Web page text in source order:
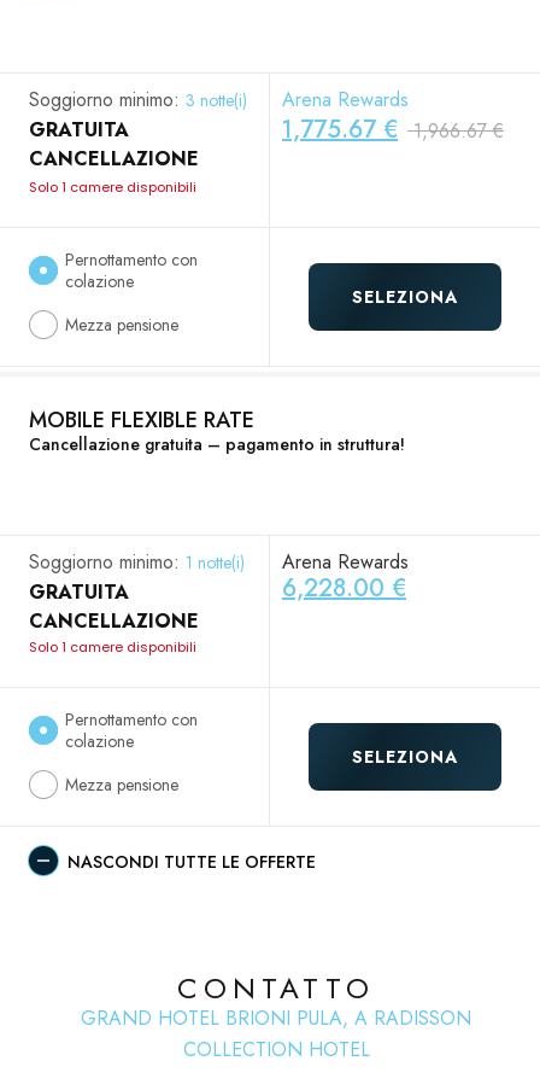
Soggiorno minimo: 3 notte(i)
GRATUITA
CANCELLAZIONE
Solo 1 camere disponibili
Arena Rewards
1,775.67 € 1,966.67 €
Pernottamento con
colazione
Mezza pensione
SELEZIONA
MOBILE FLEXIBLE RATE
Cancellazione gratuita – pagamento in struttura!
Soggiorno minimo: 1 notte(i)
GRATUITA
CANCELLAZIONE
Solo 1 camere disponibili
Arena Rewards
6,228.00 €
Pernottamento con
colazione
Mezza pensione
SELEZIONA
NASCONDI TUTTE LE OFFERTE
CONTATTO
GRAND HOTEL BRIONI PULA, A RADISSON
COLLECTION HOTEL